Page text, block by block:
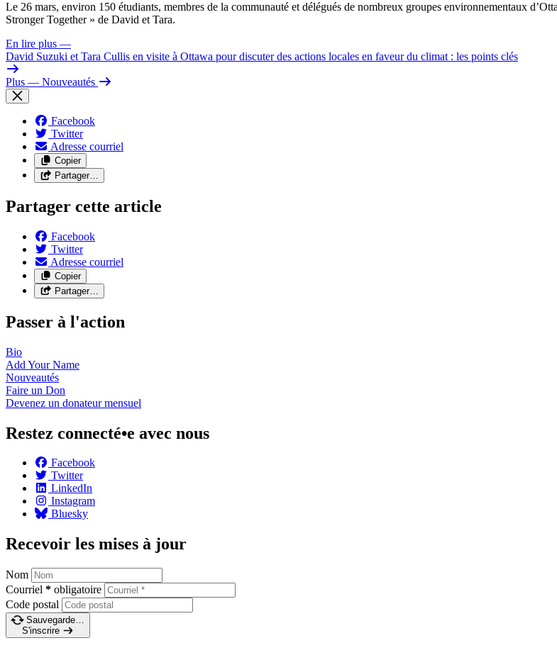
Le 26 mars, environ 150 étudiants, membres de la communauté et délégués de nombreux groupes environnementaux
Stronger Together » de David et Tara.
En lire plus —
David Suzuki et Tara Cullis en visite à Ottawa pour discuter des actions locales en faveur du climat : les points clés
Plus — Nouveautés
Facebook
Twitter
Adresse courriel
Copier
Partager…
Partager cette article
Facebook
Twitter
Adresse courriel
Copier
Partager…
Passer à l'action
Bio
Add YourName
Nouveautés
Faire un Don
Devenez un donateurmensuel
Restez connecté•e avec nous
Facebook
Twitter
LinkedIn
Instagram
Bluesky
Recevoir les mises à jour
Nom
Courriel * obligatoire
Code postal
Sauvegarde…
S'inscrire